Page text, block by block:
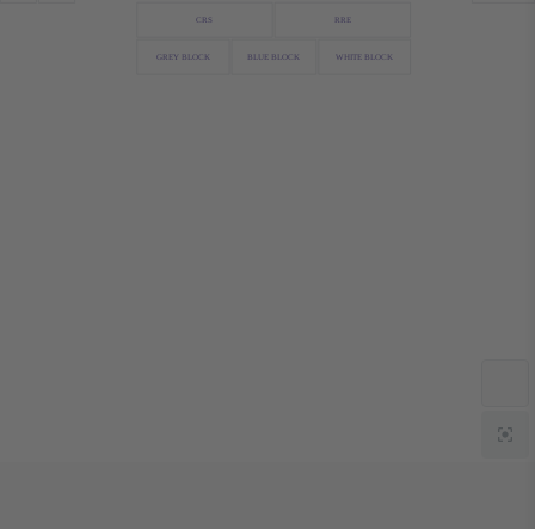
RRE
CRS
GREY BLOCK BLUE BLOCK WHITE BLOCK